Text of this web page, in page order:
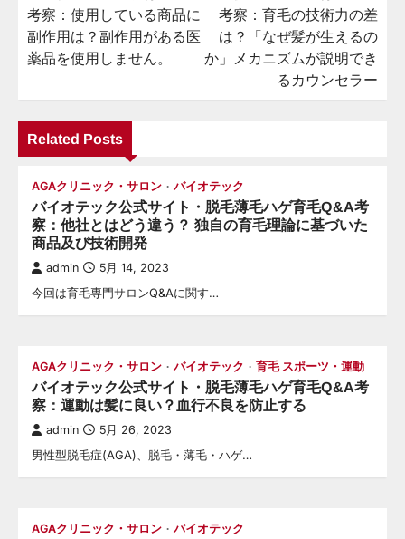
ナ
ビ
ゲ
シ
ョ
ン
考察：使用している商品に
副作用は？副作用がある医
薬品を使用しません。
考察：育毛の技術力の差
は？「なぜ髪が生えるの
か」メカニズムが説明でき
るカウンセラー
Related Posts
AGAクリニック・サロン バイオテック
バイオテック公式サイト・脱毛薄毛ハゲ育毛Q&A考
察：他社とはどう違う？ 独自の育毛理論に基づいた
商品及び技術開発
admin 5月 14, 2023
今回は育毛専門サロンQ&Aに関す…
AGAクリニック・サロン バイオテック 育毛 スポーツ・運動
バイオテック公式サイト・脱毛薄毛ハゲ育毛Q&A考
察：運動は髪に良い？血行不良を防止する
admin 5月 26, 2023
男性型脱毛症(AGA)、脱毛・薄毛・ハゲ…
AGAクリニック・サロン バイオテック